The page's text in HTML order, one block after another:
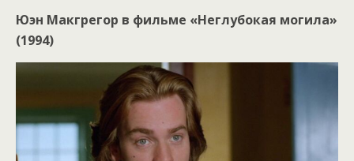
Юэн Макгрегор в фильме «Неглубокая могила»
(1994)